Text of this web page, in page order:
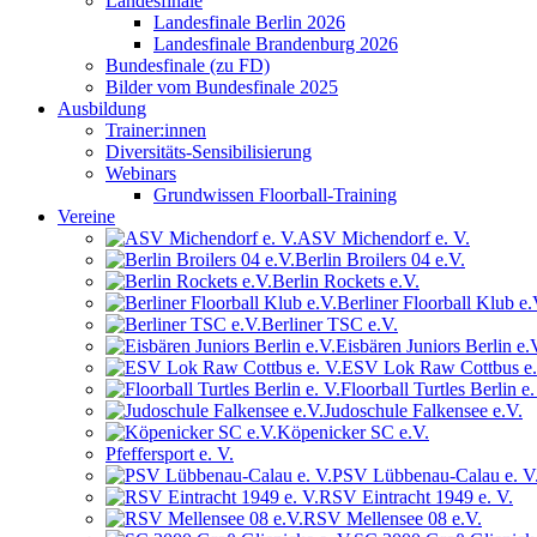
Landesfinale Berlin 2026
Landesfinale Brandenburg 2026
Bundesfinale (zu FD)
Bilder vom Bundesfinale 2025
Ausbildung
Trainer:innen
Diversitäts-Sensibilisierung
Webinars
Grundwissen Floorball-Training
Vereine
ASV Michendorf e. V.
Berlin Broilers 04 e.V.
Berlin Rockets e.V.
Berliner Floorball Klub
Berliner TSC e.V.
Eisbären Juniors Berlin
ESV Lok Raw Cottbus
Floorball Turtles Berlin
Judoschule Falkensee e.V.
Köpenicker SC e.V.
Pfeffersport e. V.
PSV Lübbenau-Calau e. V.
RSV Eintracht 1949 e. V.
RSV Mellensee 08 e.V.